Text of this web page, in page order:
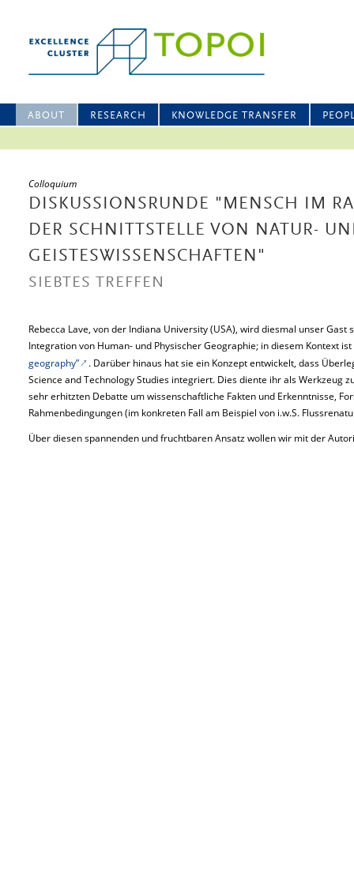
ABOUT RESEARCH KNOWLEDGE TRANSFER
Colloquium
DISKUSSIONSRUNDE "MENSCH IM
DER SCHNITTSTELLE VON NATUR-
GEISTESWISSENSCHAFTEN"
SIEBTES TREFFEN
Rebecca Lave, von der Indiana University (USA), wird diesmal unser
Integration von Human- und Physischer Geographie; in diesem Kontext
geography”
. Darüber hinaus hat sie ein Konzept entwickelt, dass
Science and Technology Studies integriert. Dies diente ihr als Werkzeug
sehr erhitzten Debatte um wissenschaftliche Fakten und Erkenntnisse,
Rahmenbedingungen (im konkreten Fall am Beispiel von i.w.S.
Über diesen spannenden und fruchtbaren Ansatz wollen wir mit der